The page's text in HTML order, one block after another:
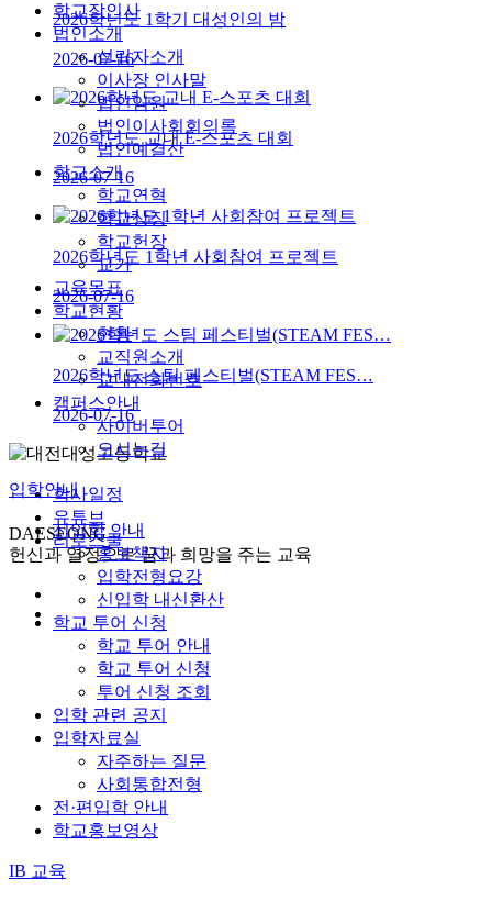
학교장인사
법인소개
설립자소개
이사장 인사말
법인임원
법인이사회회의록
법인예결산
학교소개
학교연혁
학교상징
학교헌장
교가
교육목표
학교현황
현황
교직원소개
교내전화번호
캠퍼스안내
사이버투어
오시는길
입학안내
신입학 안내
홍보책자
입학전형요강
신입학 내신환산
학교 투어 신청
학교 투어 안내
학교 투어 신청
투어 신청 조회
입학 관련 공지
입학자료실
자주하는 질문
사회통합전형
전·편입학 안내
학교홍보영상
IB 교육
2026학년도 1학기 대성인의 밤
2026-07-16
2026학년도 교내 E-스포츠 대회
2026-07-16
2026학년도 1학년 사회참여 프로젝트
2026-07-16
2026학년도 스팀 페스티벌(STEAM FES…
2026-07-16
학사일정
유튜브
리로스쿨
DAESEONG
헌신과 열정으로 꿈과 희망을 주는 교육